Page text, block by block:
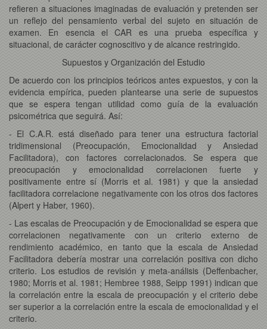
refieren a situaciones imaginadas de evaluación y pretenden ser
un reflejo del pensamiento verbal del sujeto en situación de
examen. En esencia el CAR es una prueba específica y
situacional, de carácter cognoscitivo y de alcance restringido.
Supuestos y Organización del Estudio
De acuerdo con los principios teóricos antes expuestos, y con la
evidencia empírica, pueden plantearse una serie de supuestos
que se espera tengan utilidad como guía de la evaluación
psicométrica que seguirá. Así:
- El C.A.R. está diseñado para tener una estructura factorial
tridimensional (Preocupación, Emocionalidad y Ansiedad
Facilitadora), con factores correlacionados. Se espera que
preocupación y emocionalidad correlacionen fuerte y
positivamente entre sí (Morris et al. 1981) y que la ansiedad
facilitadora correlacione negativamente con los otros dos factores
(Alpert y Haber, 1960).
- Las escalas de Preocupación y de Emocionalidad se espera que
correlacionen negativamente con un criterio externo de
rendimiento académico, en tanto que la escala de Ansiedad
Facilitadora debería mostrar una correlación positiva con dicho
criterio. Los estudios de revisión y meta-análisis (Deffenbacher,
1980; Morris et al. 1981; Hembree 1988, Seipp 1991) indican que
la correlación entre la escala de preocupación y el criterio debe
ser superior a la correlación entre la escala de emocionalidad y el
criterio.